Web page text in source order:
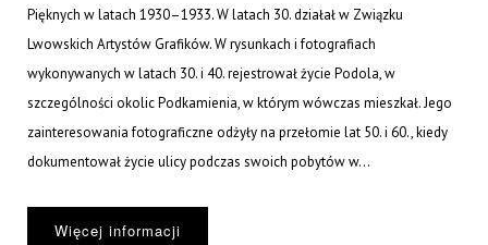
Pięknych w latach 1930–1933. W latach 30. działał w Związku
Lwowskich Artystów Grafików. W rysunkach i fotografiach
wykonywanych w latach 30. i 40. rejestrował życie Podola, w
szczególności okolic Podkamienia, w którym wówczas mieszkał. Jego
zainteresowania fotograficzne odżyły na przełomie lat 50. i 60., kiedy
dokumentował życie ulicy podczas swoich pobytów w...
Więcej informacji